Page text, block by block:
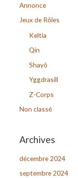
e
r
Annonce
Jeux de Rôles
Keltia
Qin
Shayô
Yggdrasill
Z-Corps
Non classé
Archives
décembre 2024
septembre 2024